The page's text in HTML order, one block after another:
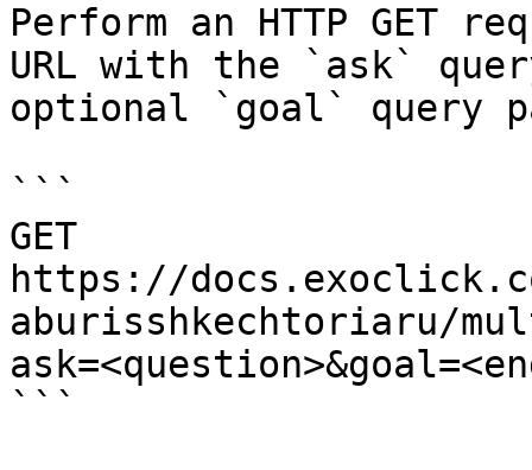
Perform an HTTP GET
URL with the `ask`
optional `goal` query
```
GET
https://
aburisshkechtoriaru/
```